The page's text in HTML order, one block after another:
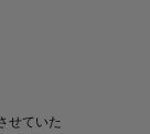
せていた